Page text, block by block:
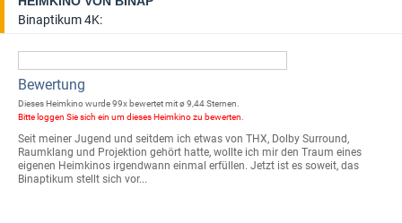
Binaptikum 4K:
Seit meiner Jugend und seitdem ich etwas von THX, Dolby Surround,
Raumklang und Projektion gehört hatte, wollte ich mir den Traum eines
eigenen Heimkinos irgendwann einmal erfüllen. Jetzt ist es soweit, das
Binaptikum stellt sich vor...
Bewertung
Dieses Heimkino wurde 99x bewertet mit ø 9,44 Sternen.
Bitte loggen Sie sich ein um dieses Heimkino zu bewerten